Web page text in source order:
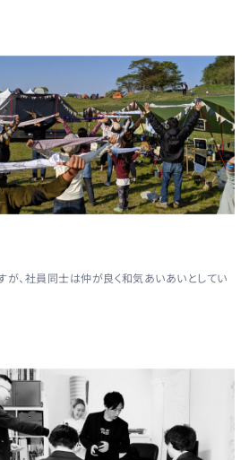
が、社員同士は仲が良く和気あいあいとしてい